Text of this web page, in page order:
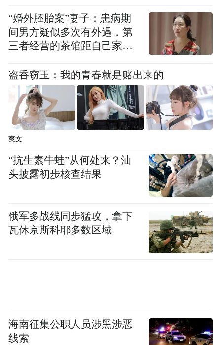
10年前追剧的纯粹感”，感叹“很久没有看到
这么扎实的群像剧了，每个人都像从那个年
代长出来的”。有的观众开始有顾虑，年代剧
示“很有喜剧特质，非常接地气！”更有陕西
乡党为家乡作品化身自来水，认证“这就是我
记忆里70年代的陕西”，同时邀请广大观众通
过《主角》沉浸式感受陕西的生活烟火，到
“婚外胚胎案”妻子：患病期
间男方疑似多次有外遇，第
三者经营的茶馆距自己家步
盗香窃玉：我的青春就是赌出来的
爽文
“抗生素牛蛙”从何处来？汕
头披露初步核查结果
俄军多战线同步猛攻，拿下
瓦休京斯科耶多数区域
海南征集公职人员涉黑涉恶
线索